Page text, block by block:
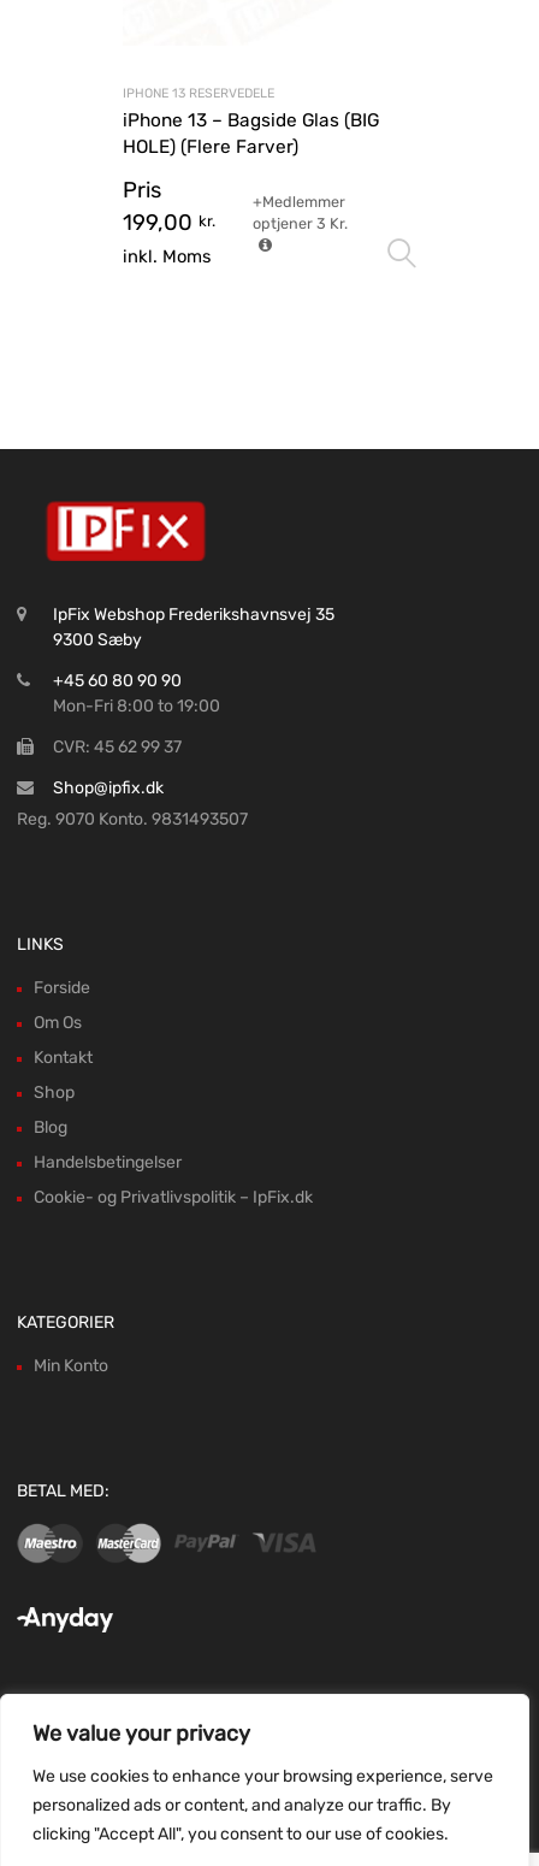
We value your privacy
We use cookies to enhance your browsing experience, serve
personalized ads or content, and analyze our traffic. By
clicking "Accept All", you consent to our use of cookies.
IPHONE 13 RESERVEDELE
iPhone 13 – Bagside Glas (BIG
HOLE) (Flere Farver)
Pris
199,00 kr.
inkl. Moms
+Medlemmer
optjener 3 Kr.
IpFix Webshop Frederikshavnsvej 35
9300 Sæby
+45 60 80 90 90
Mon-Fri 8:00 to 19:00
CVR: 45 62 99 37
Shop@ipfix.dk
Reg. 9070 Konto. 9831493507
LINKS
Forside
Om Os
Kontakt
Shop
Blog
Handelsbetingelser
Cookie- og Privatlivspolitik – IpFix.dk
KATEGORIER
Min Konto
BETAL MED:
FØLG OS: